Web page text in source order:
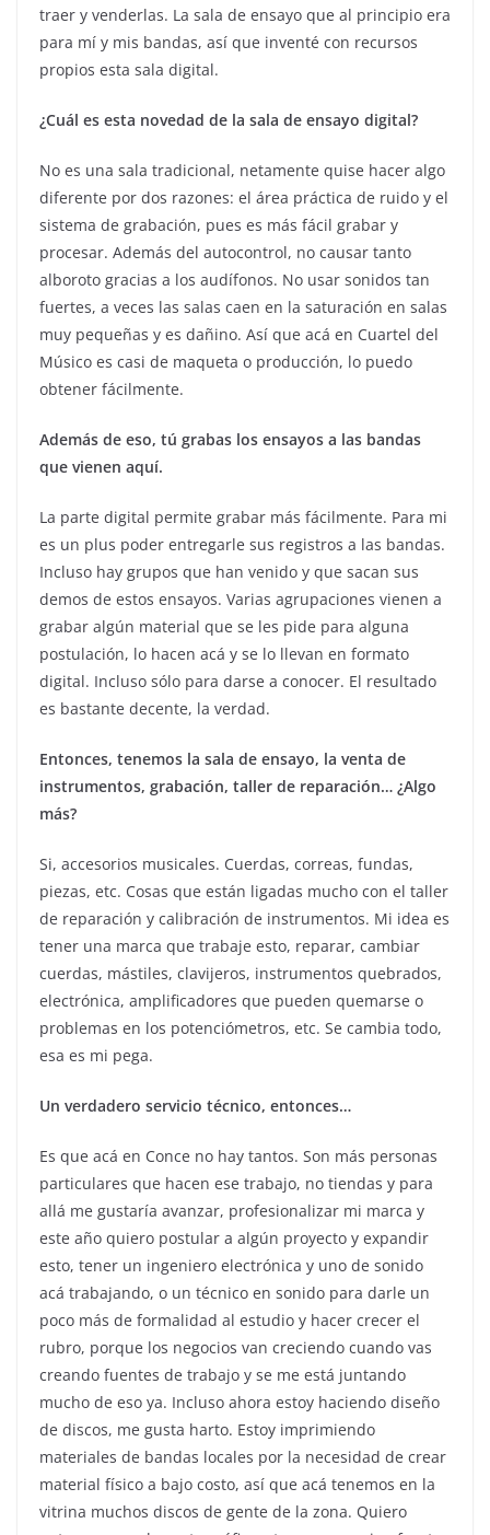
traer y venderlas. La sala de ensayo que al principio era
para mí y mis bandas, así que inventé con recursos
propios esta sala digital.
¿Cuál es esta novedad de la sala de ensayo digital?
No es una sala tradicional, netamente quise hacer algo
diferente por dos razones: el área práctica de ruido y el
sistema de grabación, pues es más fácil grabar y
procesar. Además del autocontrol, no causar tanto
alboroto gracias a los audífonos. No usar sonidos tan
fuertes, a veces las salas caen en la saturación en salas
muy pequeñas y es dañino. Así que acá en Cuartel del
Músico es casi de maqueta o producción, lo puedo
obtener fácilmente.
Además de eso, tú grabas los ensayos a las bandas
que vienen aquí.
La parte digital permite grabar más fácilmente. Para mi
es un plus poder entregarle sus registros a las bandas.
Incluso hay grupos que han venido y que sacan sus
demos de estos ensayos. Varias agrupaciones vienen a
grabar algún material que se les pide para alguna
postulación, lo hacen acá y se lo llevan en formato
digital. Incluso sólo para darse a conocer. El resultado
es bastante decente, la verdad.
Entonces, tenemos la sala de ensayo, la venta de
instrumentos, grabación, taller de reparación… ¿Algo
más?
Si, accesorios musicales. Cuerdas, correas, fundas,
piezas, etc. Cosas que están ligadas mucho con el taller
de reparación y calibración de instrumentos. Mi idea es
tener una marca que trabaje esto, reparar, cambiar
cuerdas, mástiles, clavijeros, instrumentos quebrados,
electrónica, amplificadores que pueden quemarse o
problemas en los potenciómetros, etc. Se cambia todo,
esa es mi pega.
Un verdadero servicio técnico, entonces…
Es que acá en Conce no hay tantos. Son más personas
particulares que hacen ese trabajo, no tiendas y para
allá me gustaría avanzar, profesionalizar mi marca y
este año quiero postular a algún proyecto y expandir
esto, tener un ingeniero electrónica y uno de sonido
acá trabajando, o un técnico en sonido para darle un
poco más de formalidad al estudio y hacer crecer el
rubro, porque los negocios van creciendo cuando vas
creando fuentes de trabajo y se me está juntando
mucho de eso ya. Incluso ahora estoy haciendo diseño
de discos, me gusta harto. Estoy imprimiendo
materiales de bandas locales por la necesidad de crear
material físico a bajo costo, así que acá tenemos en la
vitrina muchos discos de gente de la zona. Quiero